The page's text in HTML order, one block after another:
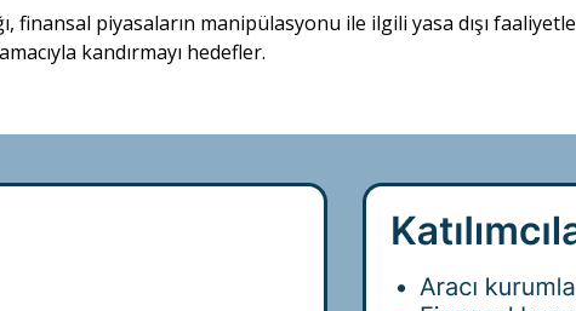
finansal piyasaların manipülasyonu ile ilgili yasa dışı
kandırmayı hedefler.